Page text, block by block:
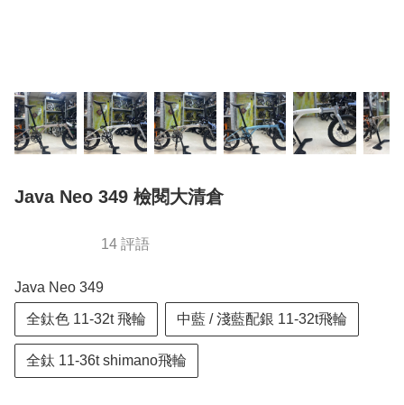
Java Neo 349 檢閱大清倉
14 評語
Java Neo 349
全鈦色 11-32t 飛輪 中藍 / 淺藍配銀 11-32t飛輪
全鈦 11-36t shimano飛輪